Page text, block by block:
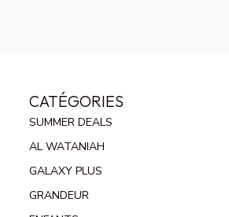
CATÉGORIES
SUMMER DEALS
AL WATANIAH
GALAXY PLUS
GRANDEUR